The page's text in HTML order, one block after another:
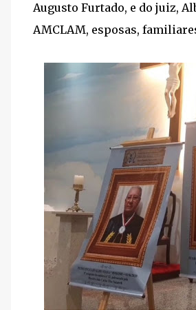
Augusto Furtado, e do juiz,
AMCLAM, esposas,